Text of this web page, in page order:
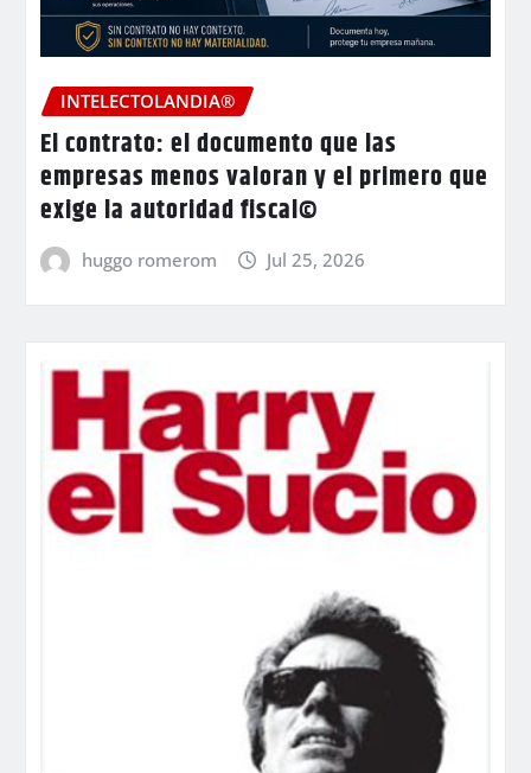
INTELECTOLANDIA®
El contrato: el documento que las
empresas menos valoran y el primero que
exige la autoridad fiscal©
huggo romerom Jul 25, 2026